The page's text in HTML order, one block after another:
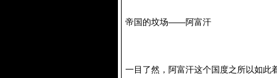
帝国的坟场——阿富汗
一目了然，阿富汗这个国度之所以如此